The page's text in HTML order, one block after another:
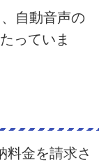
自動音声の
っていま
料金を請求さ